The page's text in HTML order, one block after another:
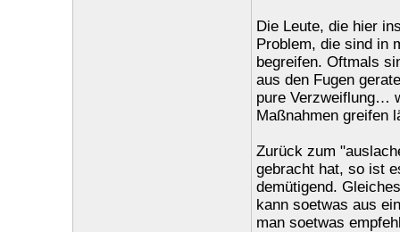
Die Leute, die hier
Problem, die sind in
begreifen. Oftmals
aus den Fugen
pure Verzweiflung…
Maßnahmen greifen
Zurück zum
gebracht hat, so ist
demütigend.
kann soetwas aus
man soetwas